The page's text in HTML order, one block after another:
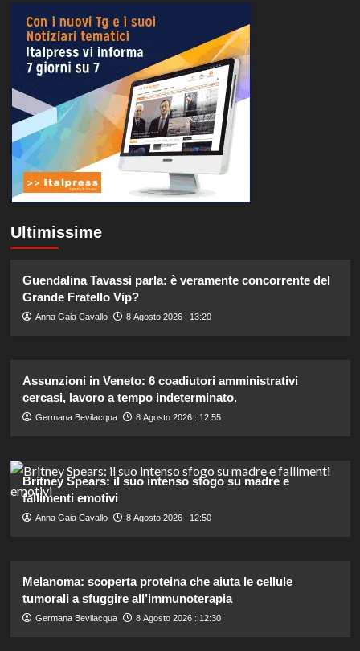
Ultimissime
Guendalina Tavassi parla: è veramente concorrente del
Grande Fratello Vip?
Anna Gaia Cavallo 8 Agosto 2026 : 13:20
Assunzioni in Veneto: 6 coadiutori amministrativi
cercasi, lavoro a tempo indeterminato.
Germana Bevilacqua 8 Agosto 2026 : 12:55
Britney Spears: il suo intenso sfogo su madre e
fallimenti emotivi
Anna Gaia Cavallo 8 Agosto 2026 : 12:50
Melanoma: scoperta proteina che aiuta le cellule
tumorali a sfuggire all’immunoterapia
Germana Bevilacqua 8 Agosto 2026 : 12:30